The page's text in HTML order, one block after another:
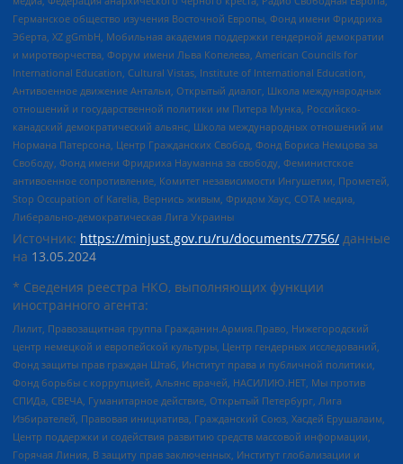
Германское общество изучения Восточной Европы, Фонд имени Фридриха
Эберта, XZ gGmbH, Мобильная академия поддержки гендерной демократии
и миротворчества, Форум имени Льва Копелева, American Councils for
International Education, Cultural Vistas, Institute of International Education,
Антивоенное движение Антальи, Открытый диалог, Школа международных
отношений и государственной политики им Питера Мунка, Российско-
канадский демократический альянс, Школа международных отношений им
Нормана Патерсона, Центр Гражданских Свобод, Фонд Бориса Немцова за
Свободу, Фонд имени Фридриха Науманна за свободу, Феминистское
антивоенное сопротивление, Комитет независимости Ингушетии, Прометей,
Stop Occupation of Karelia, Вернись живым, Фридом Хаус, СОТА медиа,
Либерально-демократическая Лига Украины
Источник: https://minjust.gov.ru/ru/documents/7756/ данные
на 13.05.2024
* Сведения реестра НКО, выполняющих функции
иностранного агента:
Лилит, Правозащитная группа Гражданин.Армия.Право, Нижегородский
центр немецкой и европейской культуры, Центр гендерных исследований,
Фонд защиты прав граждан Штаб, Институт права и публичной политики,
Фонд борьбы с коррупцией, Альянс врачей, НАСИЛИЮ.НЕТ, Мы против
СПИДа, СВЕЧА, Гуманитарное действие, Открытый Петербург, Лига
Избирателей, Правовая инициатива, Гражданский Союз, Хасдей Ерушалаим,
Центр поддержки и содействия развитию средств массовой информации,
Горячая Линия, В защиту прав заключенных, Институт глобализации и